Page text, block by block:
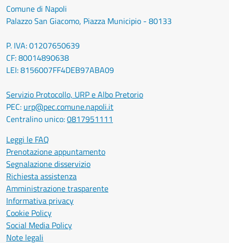
Comune di Napoli
Palazzo San Giacomo, Piazza Municipio - 80133
P. IVA: 01207650639
CF: 80014890638
LEI: 8156007FF4DEB97ABA09
Servizio Protocollo, URP e Albo Pretorio
PEC: urp@pec.comune.napoli.it
Centralino unico:0817951111
Leggi le FAQ
Prenotazione appuntamento
Segnalazione disservizio
Richiesta assistenza
Amministrazione trasparente
Informativa privacy
Cookie Policy
Social Media Policy
Note legali